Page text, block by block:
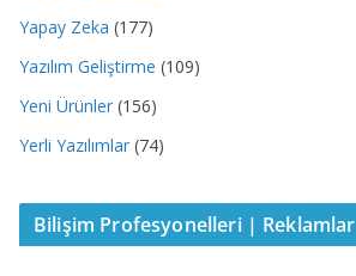
Yapay Zeka (177)
Yazılım Geliştirme (109)
Yeni Ürünler (156)
Yerli Yazılımlar (74)
Bilişim Profesyonelleri | Reklamlar